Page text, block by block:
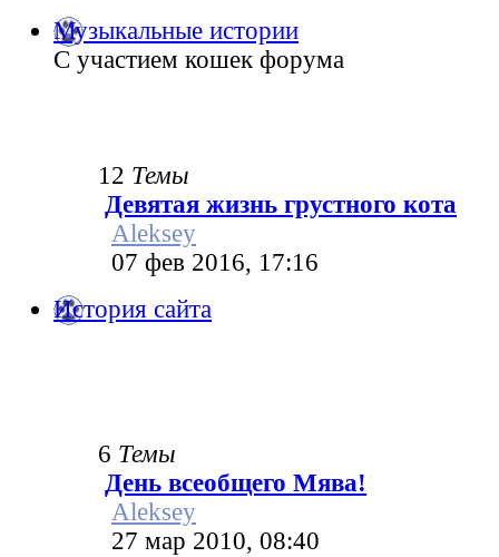
Музыкальные истории
С участием кошек форума
12 Темы
Девятая жизнь грустного кота
Aleksey
07 фев 2016, 17:16
История сайта
6 Темы
День всеобщего Мява!
Aleksey
27 мар 2010, 08:40